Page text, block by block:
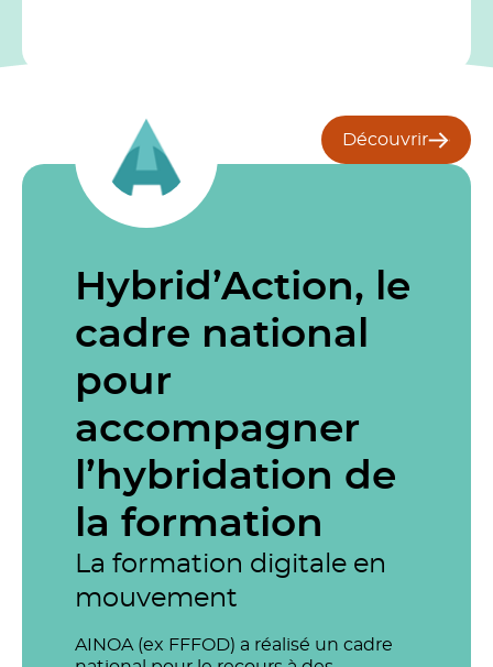
Découvrir
Hybrid’Action, le
cadre national
pour
accompagner
l’hybridation de
la formation
La formation digitale en
mouvement
AINOA (ex FFFOD) a réalisé un cadre